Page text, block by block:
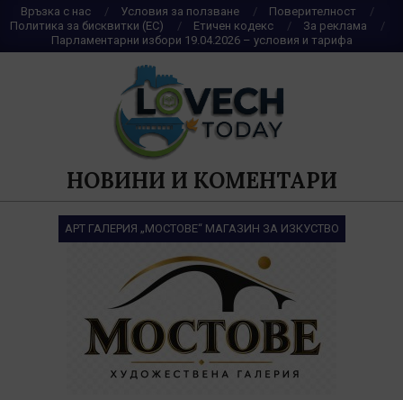
Skip
to
content
Връзка с нас Условия за ползване
Поверителност
Политика за бисквитки (ЕС)
Етичен кодекс
За реклама
Парламентарни избори 19.04.2026 – условия и тарифа
НОВИНИ И КОМЕНТАРИ
АРТ ГАЛЕРИЯ „МОСТОВЕ“ МАГАЗИН ЗА ИЗКУСТВО